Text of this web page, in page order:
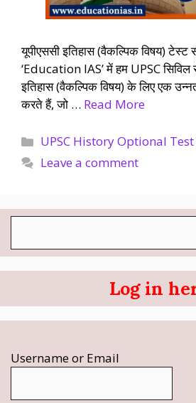
यूपीएससी इतिहास (वैकल्पिक विषय) टेस्ट
‘Education IAS’ में हम UPSC सिविल
इतिहास (वैकल्पिक विषय) के लिए एक
करते हैं, जो … Read More
Categories
UPSC History Optional Test
Leave a comment
Log in
Username or Email